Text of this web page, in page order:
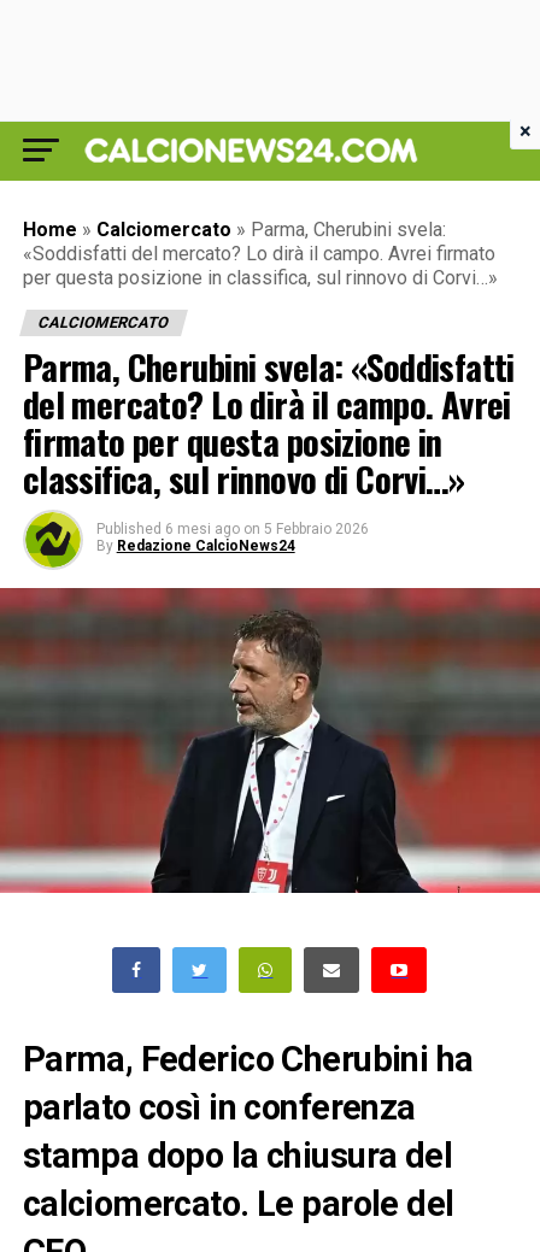
Home » Calciomercato » Parma, Cherubini svela:
«Soddisfatti del mercato? Lo dirà il campo. Avrei firmato
per questa posizione in classifica, sul rinnovo di Corvi…»
CALCIOMERCATO
Parma, Cherubini svela: «Soddisfatti
del mercato? Lo dirà il campo. Avrei
firmato per questa posizione in
classifica, sul rinnovo di Corvi…»
Published 6 mesi ago on 5 Febbraio 2026
By Redazione CalcioNews24
Parma, Federico Cherubini ha
parlato così in conferenza
stampa dopo la chiusura del
calciomercato. Le parole del
×